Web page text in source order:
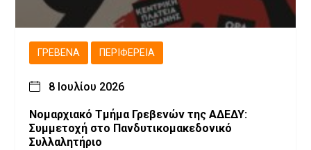
ΓΡΕΒΕΝΆ ΠΕΡΙΦΈΡΕΙΑ
8 Ιουλίου 2026
Νομαρχιακό Τμήμα Γρεβενών της ΑΔΕΔΥ:
Συμμετοχή στο Πανδυτικομακεδονικό
Συλλαλητήριο